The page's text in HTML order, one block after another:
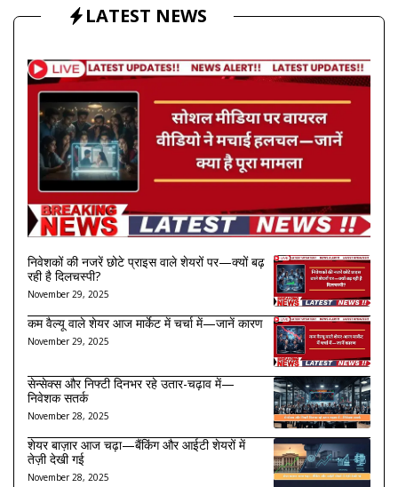
LATEST NEWS
निवेशकों की नजरें छोटे प्राइस वाले शेयरों पर—क्यों बढ़
रही है दिलचस्पी?
November 29, 2025
कम वैल्यू वाले शेयर आज मार्केट में चर्चा में—जानें कारण
November 29, 2025
सेन्सेक्स और निफ्टी दिनभर रहे उतार-चढ़ाव में—
निवेशक सतर्क
November 28, 2025
शेयर बाज़ार आज चढ़ा—बैंकिंग और आईटी शेयरों में
तेज़ी देखी गई
November 28, 2025